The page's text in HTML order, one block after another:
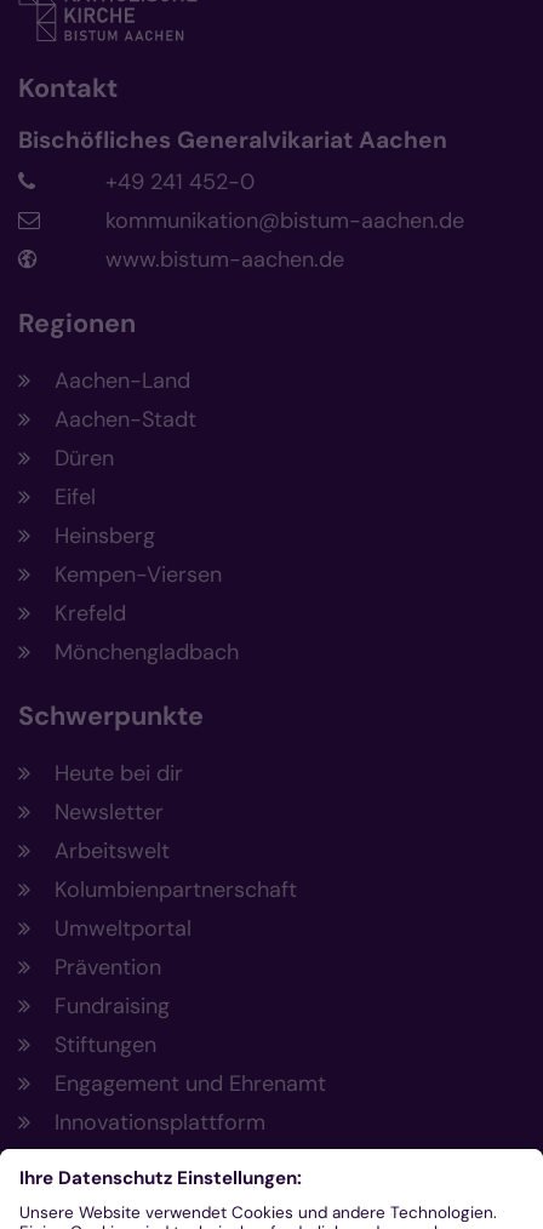
Kontakt
Bischöfliches Generalvikariat Aachen
+49 241 452-0
kommunikation@bistum-aachen.de
www.bistum-aachen.de
Regionen
Aachen-Land
Aachen-Stadt
Düren
Eifel
Heinsberg
Kempen-Viersen
Krefeld
Mönchengladbach
Schwerpunkte
Heute bei dir
Newsletter
Arbeitswelt
Kolumbienpartnerschaft
Umweltportal
Prävention
Fundraising
Stiftungen
Engagement und Ehrenamt
Innovationsplattform
Aus der Plattform